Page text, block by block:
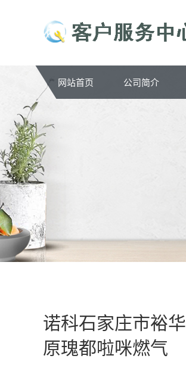
网站首页 公司简介
诺科石家庄市裕
原瑰都啦咪燃气